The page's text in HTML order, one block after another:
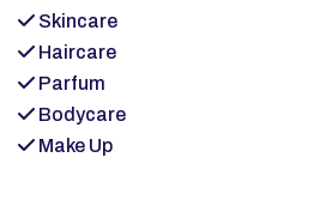
Skincare
Haircare
Parfum
Bodycare
Make Up